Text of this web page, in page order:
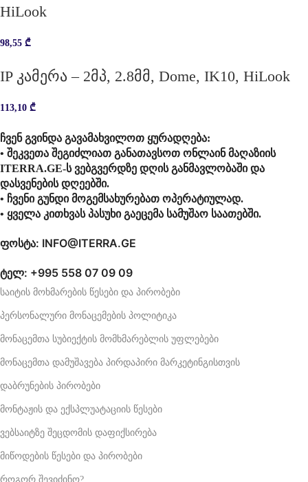
HiLook
98,55 ₾
IP კამერა – 2მპ, 2.8მმ, Dome, IK10, HiLook
113,10 ₾
ჩვენ გვინდა გავამახვილოთ ყურადღება:
• შეკვეთა შეგიძლიათ განათავსოთ ონლაინ მაღაზიის
ITERRA.GE-ს ვებგვერდზე დღის განმავლობაში და
დასვენების დღეებში.
• ჩვენი გუნდი მოგემსახურებათ ოპერატიულად.
• ყველა კითხვას პასუხი გაეცემა სამუშაო საათებში.
ფოსტა: INFO@ITERRA.GE
ტელ: +995 558 07 09 09
საიტის მოხმარების წესები და პირობები
პერსონალური მონაცემების პოლიტიკა
მონაცემთა სუბიექტის მომხმარებლის უფლებები
მონაცემთა დამუშავება პირდაპირი მარკეტინგისთვის
დაბრუნების პირობები
მონტაჟის და ექსპლუატაციის წესები
ვებსაიტზე შეცდომის დაფიქსირება
მიწოდების წესები და პირობები
როგორ შევიძინო?